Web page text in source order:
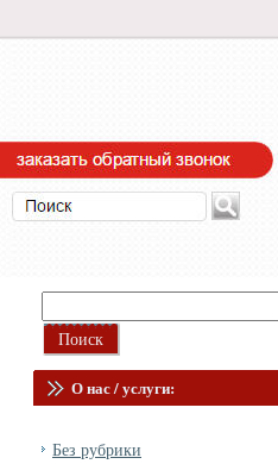
О нас / услуги:
Без рубрики